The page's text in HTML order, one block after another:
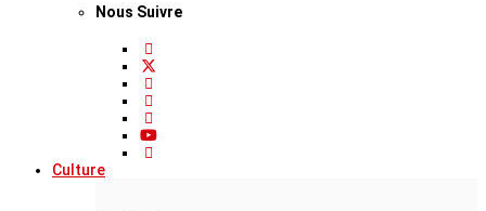
Nous Suivre
Culture